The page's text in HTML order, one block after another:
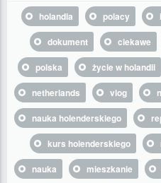
holandia polacy
dokument
ciekawe
polska
życie w holandii
netherlands
vlog
nauka holenderskiego
kurs holenderskiego
nauka
mieszkanie